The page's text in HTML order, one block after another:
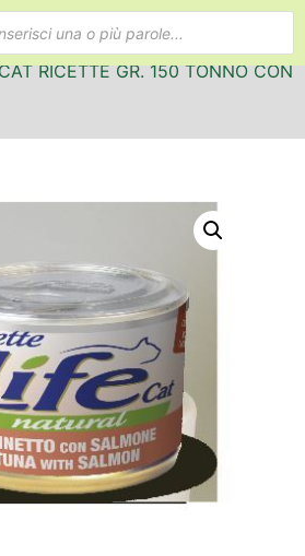
RICETTE GR. 150 TONNO CON